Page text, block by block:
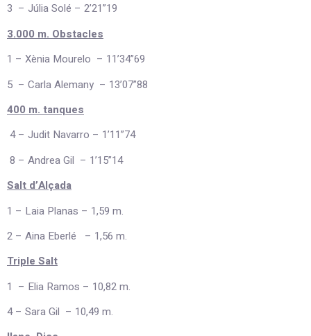
3 – Júlia Solé – 2’21”19
3.000 m. Obstacles
1 – Xènia Mourelo – 11’34”69
5 – Carla Alemany – 13’07”88
400 m. tanques
4 – Judit Navarro – 1’11”74
8 – Andrea Gil – 1’15”14
Salt d’Alçada
1 – Laia Planas – 1,59 m.
2 – Aina Eberlé – 1,56 m.
Triple Salt
1 – Elia Ramos – 10,82 m.
4 – Sara Gil – 10,49 m.